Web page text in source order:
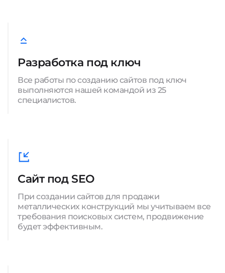
Разработка под ключ
Все работы по созданию сайтов под ключ
выполняются нашей командой из 25
специалистов.
Сайт под SEO
При создании сайтов для продажи
металлических конструкций мы учитываем все
требования поисковых систем, продвижение
будет эффективным.